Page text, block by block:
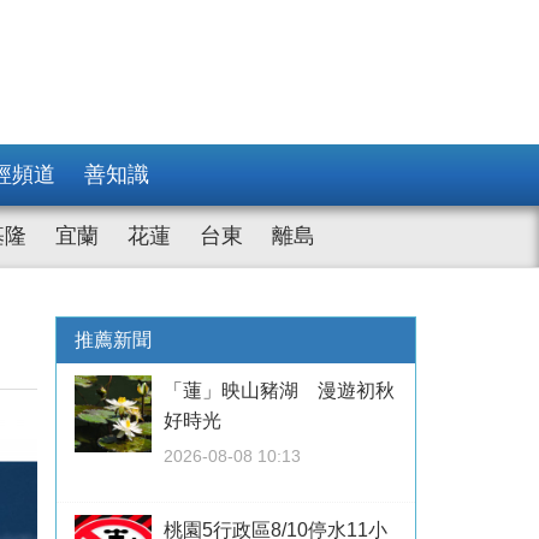
頻道 善知識
隆 宜蘭 花蓮 台東 離島
推薦新聞
「蓮」映山豬湖 漫遊初秋
好時光
2026-08-08 10:13
桃園5行政區8/10停水11小